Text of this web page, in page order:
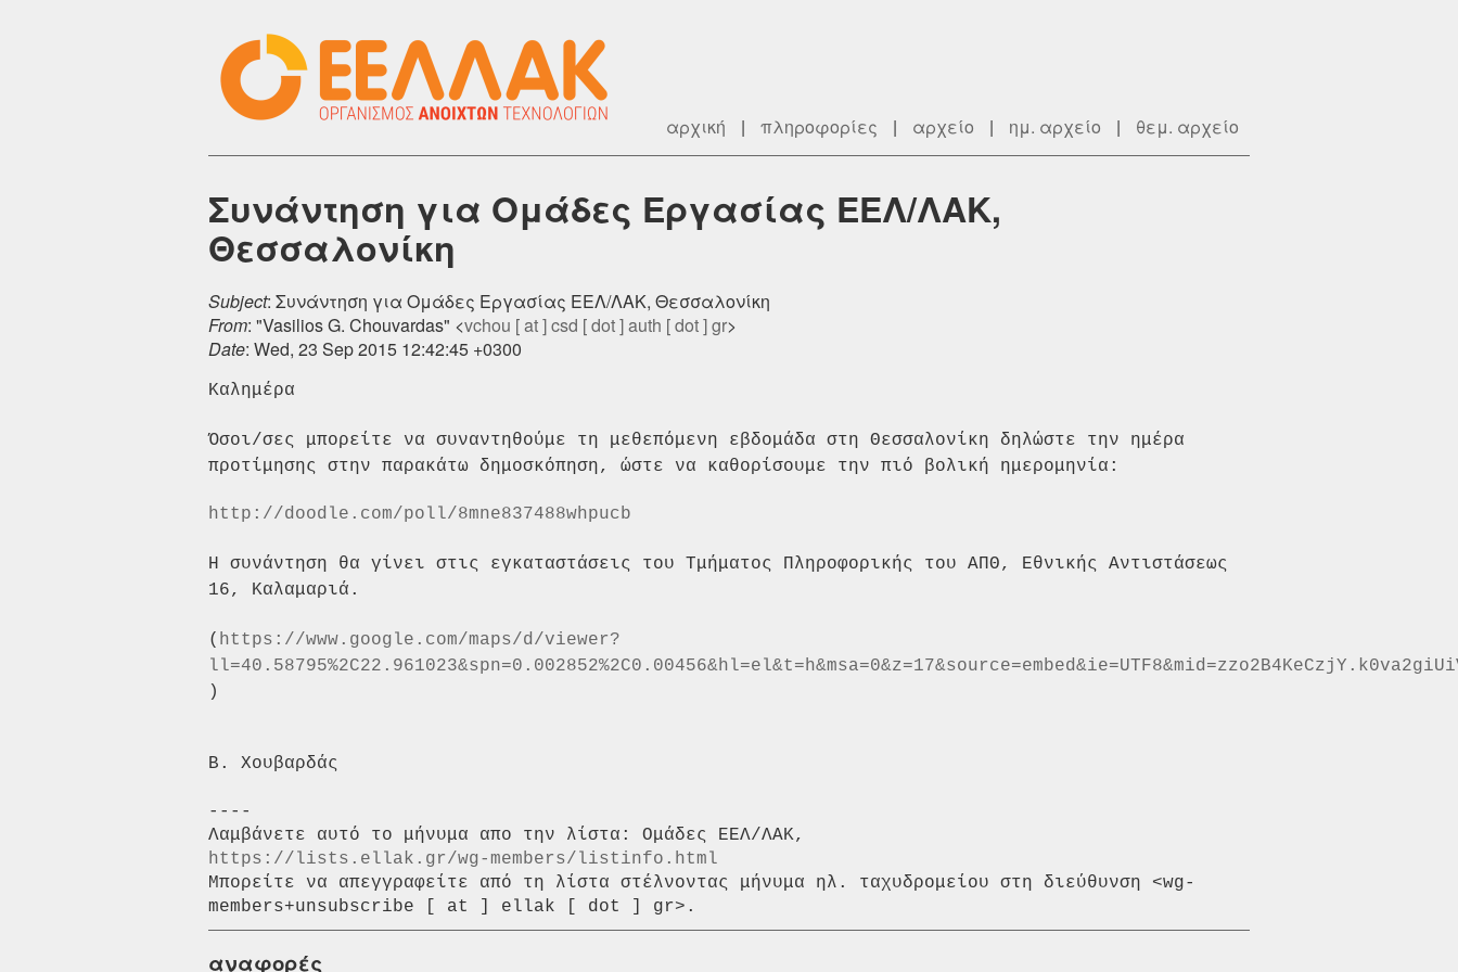
αρχική | πληροφορίες | αρχείο | ημ. αρχείο | θεμ. αρχείο
Συνάντηση για Ομάδες Εργασίας ΕΕΛ/ΛΑΚ,
Θεσσαλονίκη
Subject: Συνάντηση για Ομάδες Εργασίας ΕΕΛ/ΛΑΚ, Θεσσαλονίκη
From: "Vasilios G. Chouvardas" <vchou [ at ] csd [ dot ] auth [ dot ] gr>
Date: Wed, 23 Sep 2015 12:42:45 +0300
Καλημέρα
Όσοι/σες μπορείτε να συναντηθούμε τη μεθεπόμενη εβδομάδα στη Θεσσαλονίκη δηλώστε την ημέρα
προτίμησης στην παρακάτω δημοσκόπηση, ώστε να καθορίσουμε την πιό βολική ημερομηνία:
http://doodle.com/poll/8mne837488whpucb
Η συνάντηση θα γίνει στις εγκαταστάσεις του Τμήματος Πληροφορικής του ΑΠΘ, Εθνικής Αντιστάσεως
16, Καλαμαριά.
( https://www.google.com/maps/d/viewer?
)
B. Χουβαρδάς
----
https://lists.ellak.gr/wg-members/listinfo.html
Μπορείτε να απεγγραφείτε από τη λίστα στέλνοντας μήνυμα ηλ. ταχυδρομείου στη διεύθυνση <wg-
αναφορές